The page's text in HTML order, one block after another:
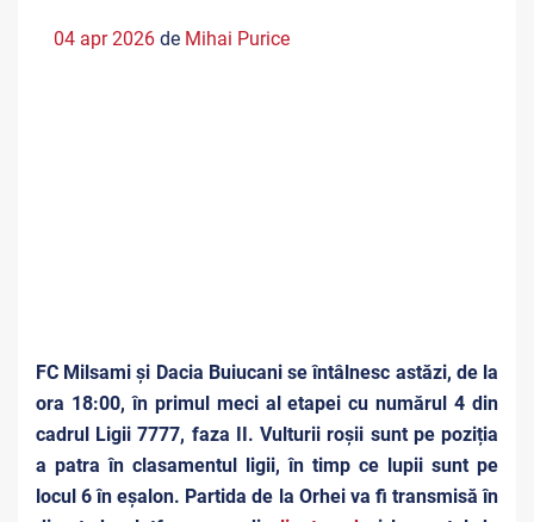
04 apr 2026 de Mihai Purice
FC Milsami și Dacia Buiucani se întâlnesc astăzi, de la
ora 18:00, în primul meci al etapei cu numărul 4 din
cadrul Ligii 7777, faza II. Vulturii roșii sunt pe poziția
a patra în clasamentul ligii, în timp ce lupii sunt pe
locul 6 în eșalon. Partida de la Orhei va fi transmisă în